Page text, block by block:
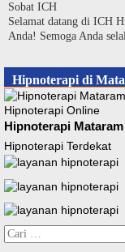
Langsung
ke
konten
Sobat ICH
Selamat datang di ICH
Anda! Semoga Anda
Hipnoterapi di
Hipnoterapi Online
Hipnoterapi Mataram
Hipnoterapi Terdekat
Cari
untuk: